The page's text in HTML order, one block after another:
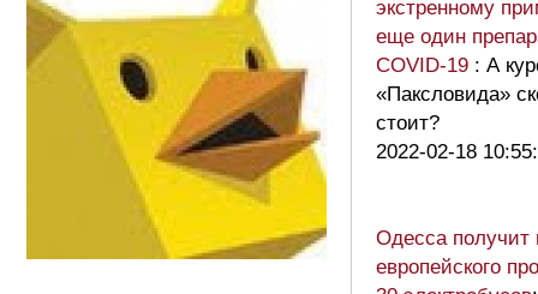
экстренному
еще один
COVID-19 : А
«Паксловида»
стоит?
2022-02-18
Одесса получит
европейского